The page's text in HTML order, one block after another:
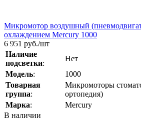
Микромотор воздушный
охлаждением Mercury 1000
6 951 руб./шт
Наличие
подсветки:
Нет
Модель:
1000
Товарная
группа:
Микромоторы
ортопедия)
Марка:
Mercury
В наличии